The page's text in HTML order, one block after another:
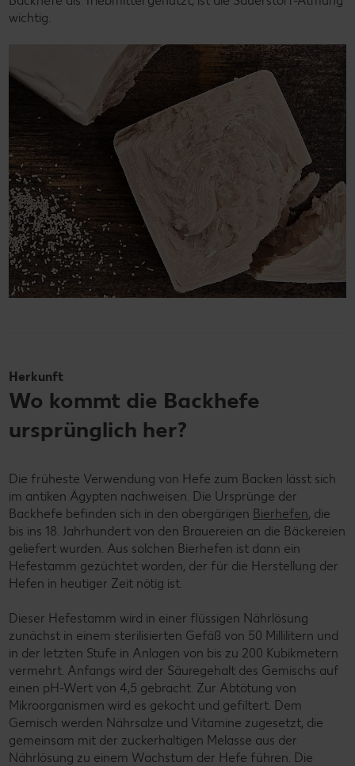
wichtig.
Herkunft
Wo kommt die Backhefe
ursprünglich her?
Die früheste Verwendung von Hefe zum Backen lässt sich
im antiken Ägypten nachweisen. Die Ursprünge der
Backhefe befinden sich in den obergärigen Bierhefen, die
bis ins 18. Jahrhundert von den Brauereien an die Bäckereien
geliefert wurden. Aus solchen Bierhefen ist dann ein
Hefestamm gezüchtet worden, der für die Herstellung der
Hefen in heutiger Zeit nötig ist.
Dieser Hefestamm wird in einer flüssigen Nährlösung
zunächst in einem sterilisierten Gefäß von 50 Millilitern und
in der letzten Stufe in Anlagen von bis zu 200 Kubikmetern
vermehrt. Anfangs wird der Säuregehalt des Gemischs auf
einen pH-Wert von 4,5 gebracht. Zur Abtötung von
Mikroorganismen wird es gekocht und gefiltert. Dem
Gemisch werden Nährsalze und Vitamine zugesetzt, die
gemeinsam mit der zuckerhaltigen Melasse aus der
Nährlösung zu einem Wachstum der Hefe führen. Die